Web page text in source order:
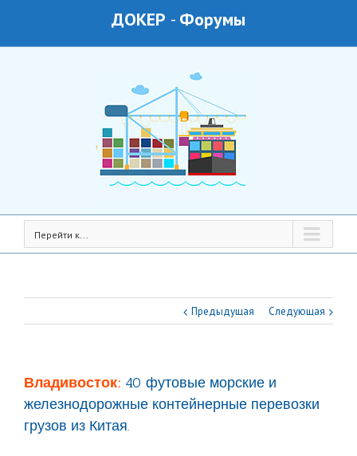
ДОКЕР - Форумы
Перейти к...
Предыдущая Следующая
Владивосток: 40 футовые морские и
железнодорожные контейнерные перевозки
грузов из Китая.